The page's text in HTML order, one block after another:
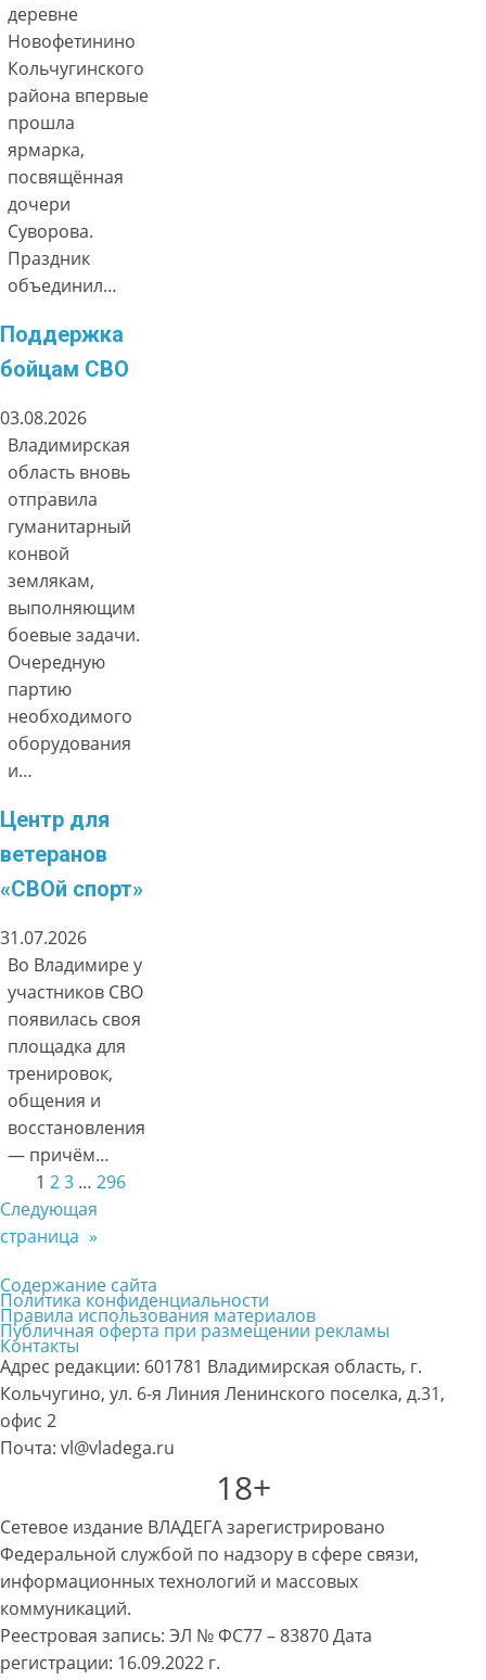
деревне
Новофетинино
Кольчугинского
района впервые
прошла
ярмарка,
посвящённая
дочери
Суворова.
Праздник
объединил…
Поддержка
бойцам СВО
03.08.2026
Владимирская
область вновь
отправила
гуманитарный
конвой
землякам,
выполняющим
боевые задачи.
Очередную
партию
необходимого
оборудования
и…
Центр для
ветеранов
«СВОй спорт»
31.07.2026
Во Владимире у
участников СВО
появилась своя
площадка для
тренировок,
общения и
восстановления
— причём…
1 23 … 296
Следующая
страница »
Содержание сайта
Политика конфиденциальности
Правила использования материалов
Публичная оферта при размещении рекламы
Контакты
Адрес редакции: 601781 Владимирская область, г.
Кольчугино, ул. 6-я Линия Ленинского поселка, д.31,
офис 2
Почта: vl@vladega.ru
18+
Сетевое издание ВЛАДЕГА зарегистрировано
Федеральной службой по надзору в сфере связи,
информационных технологий и массовых
коммуникаций.
Реестровая запись: ЭЛ № ФС77 – 83870 Дата
регистрации: 16.09.2022 г.